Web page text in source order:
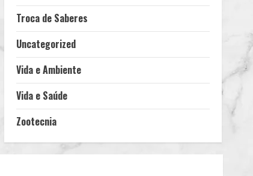
Troca de Saberes
Uncategorized
Vida e Ambiente
Vida e Saúde
Zootecnia
Agro Eco Brasil
Ambiente em Foco